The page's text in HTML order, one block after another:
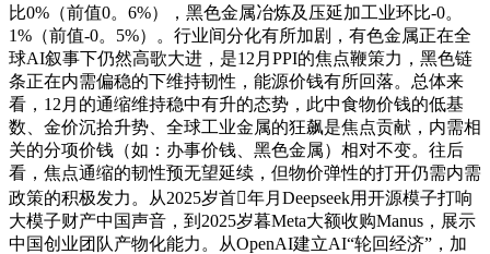
比0%（前值0。6%），黑色金属冶炼及压延加工业环比-0。
1%（前值-0。5%）。行业间分化有所加剧，有色金属正在全
球AI叙事下仍然高歌大进，是12月PPI的焦点鞭策力，黑色链
条正在内需偏稳的下维持韧性，能源价钱有所回落。总体来
看，12月的通缩维持稳中有升的态势，此中食物价钱的低基
数、金价沉拾升势、全球工业金属的狂飙是焦点贡献，内需相
关的分项价钱（如：办事价钱、黑色金属）相对不变。往后
看，焦点通缩的韧性预无望延续，但物价弹性的打开仍需内需
政策的积极发力。从2025岁首年月Deepseek用开源模子打响
大模子财产中国声音，到2025岁暮Meta大额收购Manus，展示
中国创业团队产物化能力。从OpenAI建立AI“轮回经济”，加